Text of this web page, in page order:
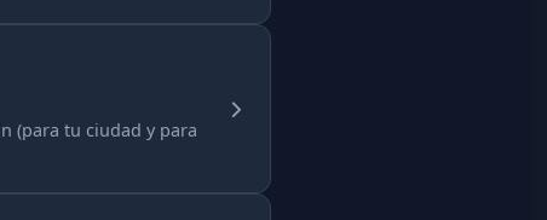
(para tu ciudad y para